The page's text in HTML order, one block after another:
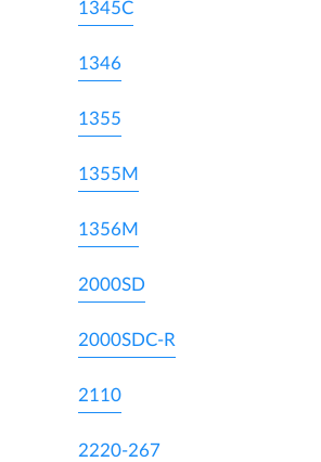
1345C
1346
1355
1355M
1356M
2000SD
2000SDC-R
2110
2220-267